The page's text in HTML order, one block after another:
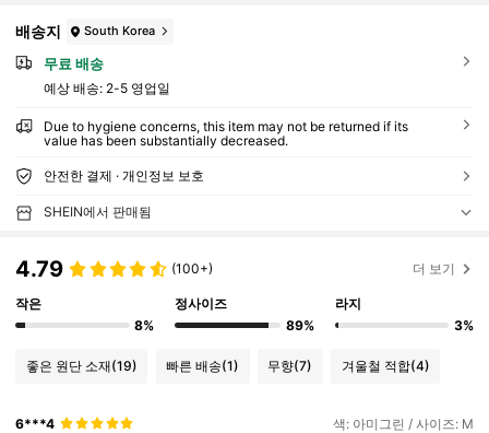
배송지 South Korea
무료 배송
예상 배송: 2-5 영업일
Due to hygiene concerns, this item may not be returned if its
value has been substantially decreased.
안전한 결제 · 개인정보 보호
SHEIN에서 판매됨
4.79 (100+) 더 보기
작은
8%
정사이즈
89%
라지
3%
좋은 원단 소재(19) 빠른 배송(1) 무향(7) 겨울철 적합(4)
6***4 색: 아미그린 / 사이즈: M